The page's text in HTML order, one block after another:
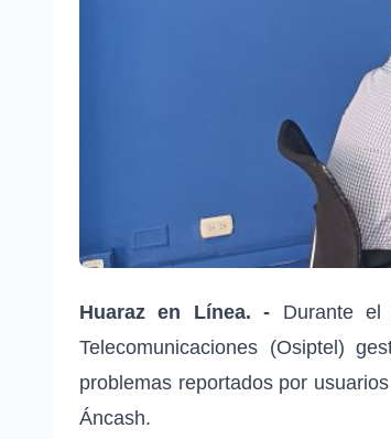
Huaraz en Línea. - Durante
Telecomunicaciones (Osiptel)
problemas reportados por
Áncash.